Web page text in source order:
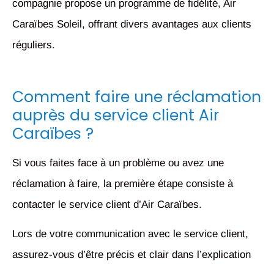
compagnie propose un programme de fidélité, Air
Caraïbes Soleil, offrant divers avantages aux clients
réguliers.
Comment faire une réclamation
auprès du service client Air
Caraïbes ?
Si vous faites face à un problème ou avez une
réclamation à faire, la première étape consiste à
contacter le service client d’Air Caraïbes.
Lors de votre communication avec le service client,
assurez-vous d’être précis et clair dans l’explication